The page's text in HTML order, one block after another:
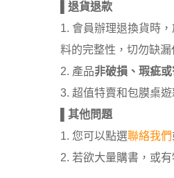
退貨退款
1. 會員辦理退換貨時
料的完整性，切勿缺
2. 產品非破損、瑕疵
3. 超值特賣和包膜桌
其他問題
1. 您可以點選聯絡我們
2. 若欲大量購書，或